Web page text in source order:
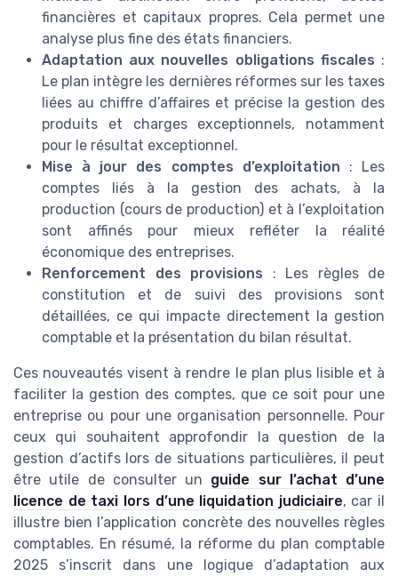
financières et capitaux propres. Cela permet une
analyse plus fine des états financiers.
Adaptation aux nouvelles obligations fiscales :
Le plan intègre les dernières réformes sur les taxes
liées au chiffre d’affaires et précise la gestion des
produits et charges exceptionnels, notamment
pour le résultat exceptionnel.
Mise à jour des comptes d’exploitation : Les
comptes liés à la gestion des achats, à la
production (cours de production) et à l’exploitation
sont affinés pour mieux refléter la réalité
économique des entreprises.
Renforcement des provisions : Les règles de
constitution et de suivi des provisions sont
détaillées, ce qui impacte directement la gestion
comptable et la présentation du bilan résultat.
Ces nouveautés visent à rendre le plan plus lisible et à
faciliter la gestion des comptes, que ce soit pour une
entreprise ou pour une organisation personnelle. Pour
ceux qui souhaitent approfondir la question de la
gestion d’actifs lors de situations particulières, il peut
être utile de consulter un guide sur l’achat d’une
licence de taxi lors d’une liquidation judiciaire, car il
illustre bien l’application concrète des nouvelles règles
comptables. En résumé, la réforme du plan comptable
2025 s’inscrit dans une logique d’adaptation aux